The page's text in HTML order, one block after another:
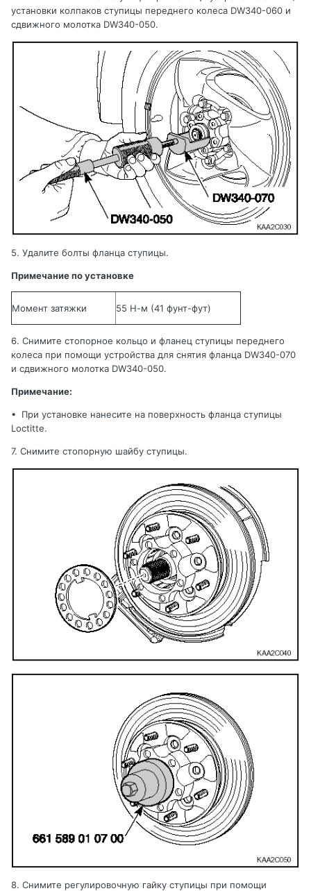
установки колпаков ступицы переднего колеса DW340-060 и
сдвижного молотка DW340-050.
5. Удалите болты фланца ступицы.
Примечание по установке
Момент затяжки 55 Н-м (41 фунт-фут)
6. Снимите стопорное кольцо и фланец ступицы переднего
колеса при помощи устройства для снятия фланца DW340-070
и сдвижного молотка DW340-050.
Примечание:
•
При установке нанесите на поверхность фланца ступицы
Loctitte.
7. Снимите стопорную шайбу ступицы.
8. Снимите регулировочную гайку ступицы при помощи